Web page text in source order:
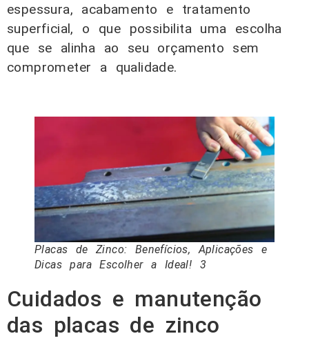
espessura, acabamento e tratamento
superficial, o que possibilita uma escolha
que se alinha ao seu orçamento sem
comprometer a qualidade.
Placas de Zinco: Benefícios, Aplicações e
Dicas para Escolher a Ideal! 3
Cuidados e manutenção
das placas de zinco